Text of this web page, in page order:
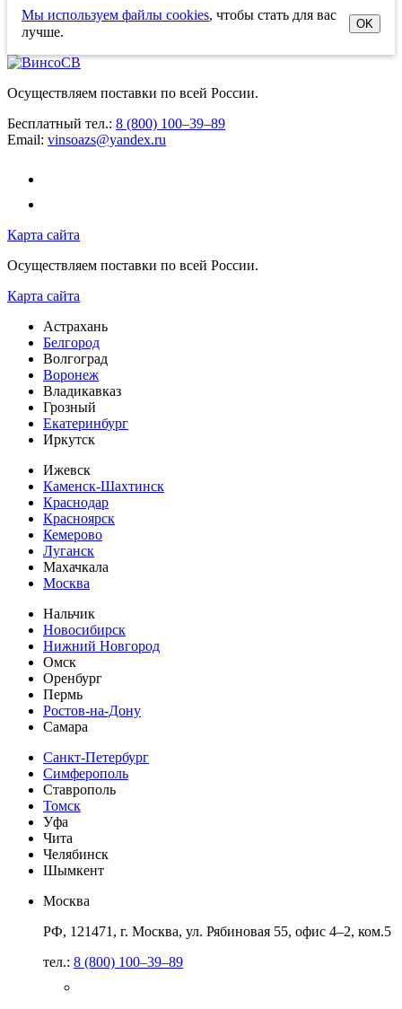
Мы используем файлы cookies, чтобы стать для вас
лучше.
OK
Осуществляем поставки по всей России.
Бесплатный тел.: 8 (800) 100–39–89
Email: vinsoazs@yandex.ru
Карта сайта
Осуществляем поставки по всей России.
Карта сайта
Астрахань
Белгород
Волгоград
Воронеж
Владикавказ
Грозный
Екатеринбург
Иркутск
Ижевск
Каменск-Шахтинск
Краснодар
Красноярск
Кемерово
Луганск
Махачкала
Москва
Нальчик
Новосибирск
Нижний Новгород
Омск
Оренбург
Пермь
Ростов-на-Дону
Самара
Санкт-Петербург
Симферополь
Ставрополь
Томск
Уфа
Чита
Челябинск
Шымкент
Москва
РФ, 121471, г. Москва, ул. Рябиновая 55, офис 4–2, ком.5
тел.: 8 (800) 100–39–89